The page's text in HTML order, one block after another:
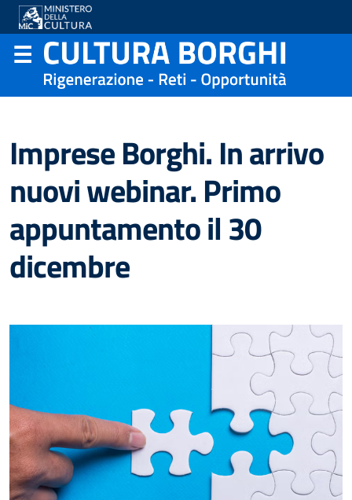
Imprese Borghi. In arrivo
nuovi webinar. Primo
appuntamento il 30
dicembre